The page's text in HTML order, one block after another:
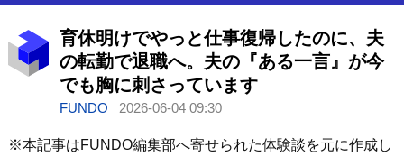
育休明けでやっと仕事復帰したのに、夫
の転勤で退職へ。夫の『ある一言』が今
でも胸に刺さっています
FUNDO 2026-06-04 09:30
※本記事はFUNDO編集部へ寄せられた体験談を元に作成し